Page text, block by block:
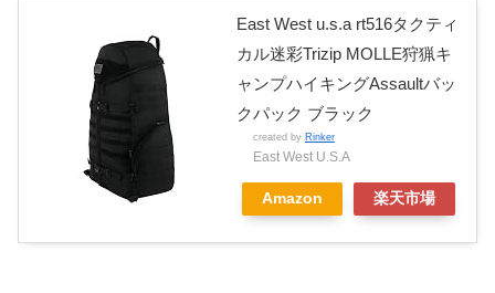
East West u.s.a rt516タクティ
カル迷彩Trizip MOLLE狩猟キ
ャンプハイキングAssaultバッ
クパック ブラック
created by Rinker
East West U.S.A
Amazon 楽天市場